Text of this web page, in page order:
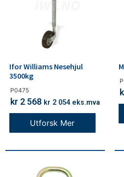
P0475
Ifor Williams Nesehjul
3500kg
kr 2 568 kr 2 054 eks.mva
Utforsk Mer